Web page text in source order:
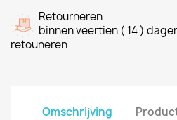
Retourneren
binnen veertien ( 14 )
retouneren
Omschrijving